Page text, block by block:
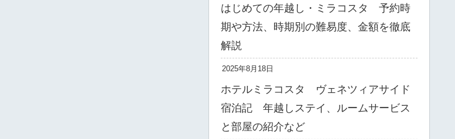
はじめての年越し・ミラコスタ 予約時
期や方法、時期別の難易度、金額を徹底
解説
2025年8月18日
ホテルミラコスタ ヴェネツィアサイド
宿泊記 年越しステイ、ルームサービス
と部屋の紹介など